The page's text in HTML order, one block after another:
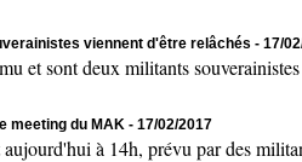
viennent d'être relâchés - 17/
sont deux militants souverainistes
meeting du MAK - 17/02/2017
à 14h, prévu par des